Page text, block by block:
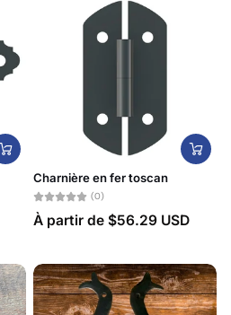
Charnière en fer toscan
(0)
À partir de $56.29 USD